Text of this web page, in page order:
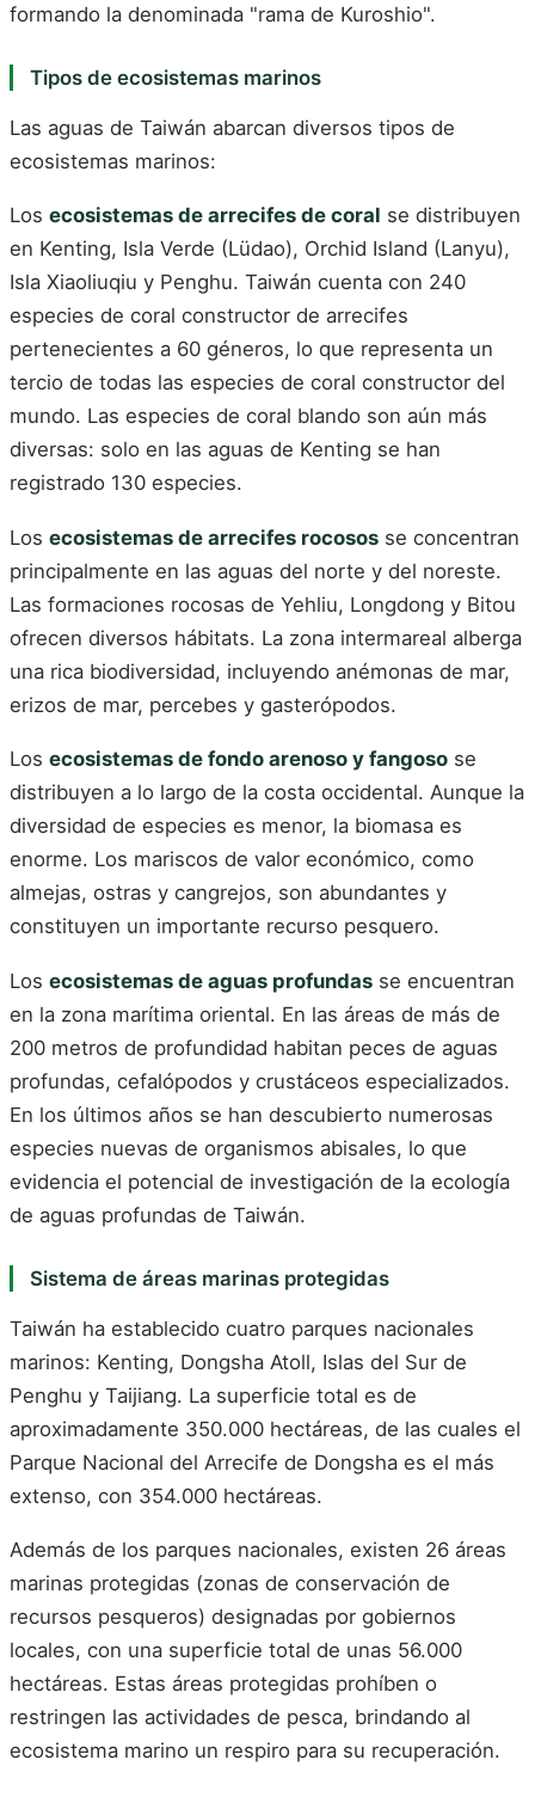
formando la denominada "rama de Kuroshio".
Tipos de ecosistemas marinos
Las aguas de Taiwán abarcan diversos tipos de
ecosistemas marinos:
Los ecosistemas de arrecifes de coral se distribuyen
en Kenting, Isla Verde (Lüdao), Orchid Island (Lanyu),
Isla Xiaoliuqiu y Penghu. Taiwán cuenta con 240
especies de coral constructor de arrecifes
pertenecientes a 60 géneros, lo que representa un
tercio de todas las especies de coral constructor del
mundo. Las especies de coral blando son aún más
diversas: solo en las aguas de Kenting se han
registrado 130 especies.
Los ecosistemas de arrecifes rocosos se concentran
principalmente en las aguas del norte y del noreste.
Las formaciones rocosas de Yehliu, Longdong y Bitou
ofrecen diversos hábitats. La zona intermareal alberga
una rica biodiversidad, incluyendo anémonas de mar,
erizos de mar, percebes y gasterópodos.
Los ecosistemas de fondo arenoso y fangoso se
distribuyen a lo largo de la costa occidental. Aunque la
diversidad de especies es menor, la biomasa es
enorme. Los mariscos de valor económico, como
almejas, ostras y cangrejos, son abundantes y
constituyen un importante recurso pesquero.
Los ecosistemas de aguas profundas se encuentran
en la zona marítima oriental. En las áreas de más de
200 metros de profundidad habitan peces de aguas
profundas, cefalópodos y crustáceos especializados.
En los últimos años se han descubierto numerosas
especies nuevas de organismos abisales, lo que
evidencia el potencial de investigación de la ecología
de aguas profundas de Taiwán.
Sistema de áreas marinas protegidas
Taiwán ha establecido cuatro parques nacionales
marinos: Kenting, Dongsha Atoll, Islas del Sur de
Penghu y Taijiang. La superficie total es de
aproximadamente 350.000 hectáreas, de las cuales el
Parque Nacional del Arrecife de Dongsha es el más
extenso, con 354.000 hectáreas.
Además de los parques nacionales, existen 26 áreas
marinas protegidas (zonas de conservación de
recursos pesqueros) designadas por gobiernos
locales, con una superficie total de unas 56.000
hectáreas. Estas áreas protegidas prohíben o
restringen las actividades de pesca, brindando al
ecosistema marino un respiro para su recuperación.